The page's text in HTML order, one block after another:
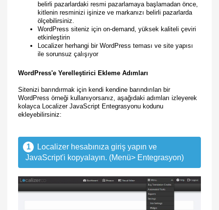
belirli pazarlardaki resmi pazarlamaya başlamadan önce,
kitlenin resminizi işinize ve markanızı belirli pazarlarda
ölçebilirsiniz.
WordPress siteniz için on-demand, yüksek kaliteli çeviri
etkinleştirin
Localizer herhangi bir WordPress teması ve site yapısı
ile sorunsuz çalışıyor
WordPress'e Yerelleştirici Ekleme Adımları
Sitenizi barındırmak için kendi kendine barındırılan bir
WordPress örneği kullanıyorsanız, aşağıdaki adımları izleyerek
kolayca Localizer JavaScript Entegrasyonu kodunu
ekleyebilirsiniz:
1
Localizer hesabınıza giriş yapın ve
JavaScript'i kopyalayın. (Menü> Entegrasyon)